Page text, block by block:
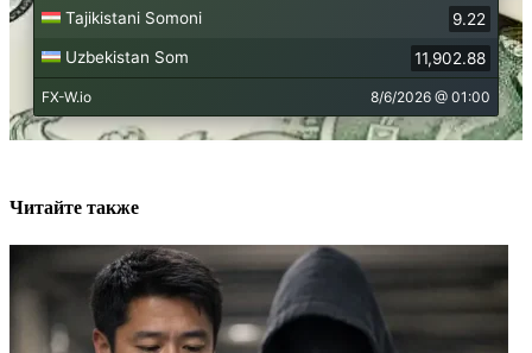
Читайте также